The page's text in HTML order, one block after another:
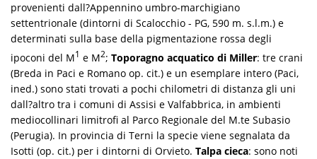
provenienti dall?Appennino umbro-marchigiano
settentrionale (dintorni di Scalocchio - PG, 590 m. s.l.m.) e
determinati sulla base della pigmentazione rossa degli
ipoconi del M1 e M2; Toporagno acquatico di Miller: tre crani
(Breda in Paci e Romano op. cit.) e un esemplare intero (Paci,
ined.) sono stati trovati a pochi chilometri di distanza gli uni
dall?altro tra i comuni di Assisi e Valfabbrica, in ambienti
mediocollinari limitrofi al Parco Regionale del M.te Subasio
(Perugia). In provincia di Terni la specie viene segnalata da
Isotti (op. cit.) per i dintorni di Orvieto. Talpa cieca: sono noti